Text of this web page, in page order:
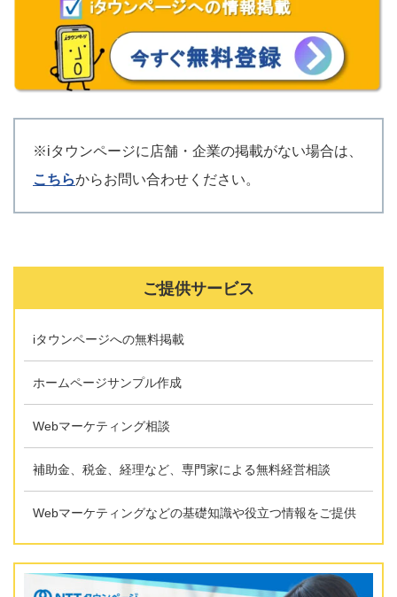
※iタウンページに店舗・企業の掲載がない場合は、
こちらからお問い合わせください。
ご提供サービス
iタウンページへの無料掲載
ホームページサンプル作成
Webマーケティング相談
補助金、税金、経理など、専門家による無料経営相談
Webマーケティングなどの基礎知識や役立つ情報をご提供